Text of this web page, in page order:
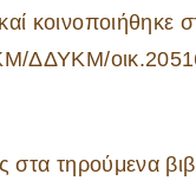
κοινοποιήθηκε
ΔΔΥΚΜ/
στα τηρούμενα